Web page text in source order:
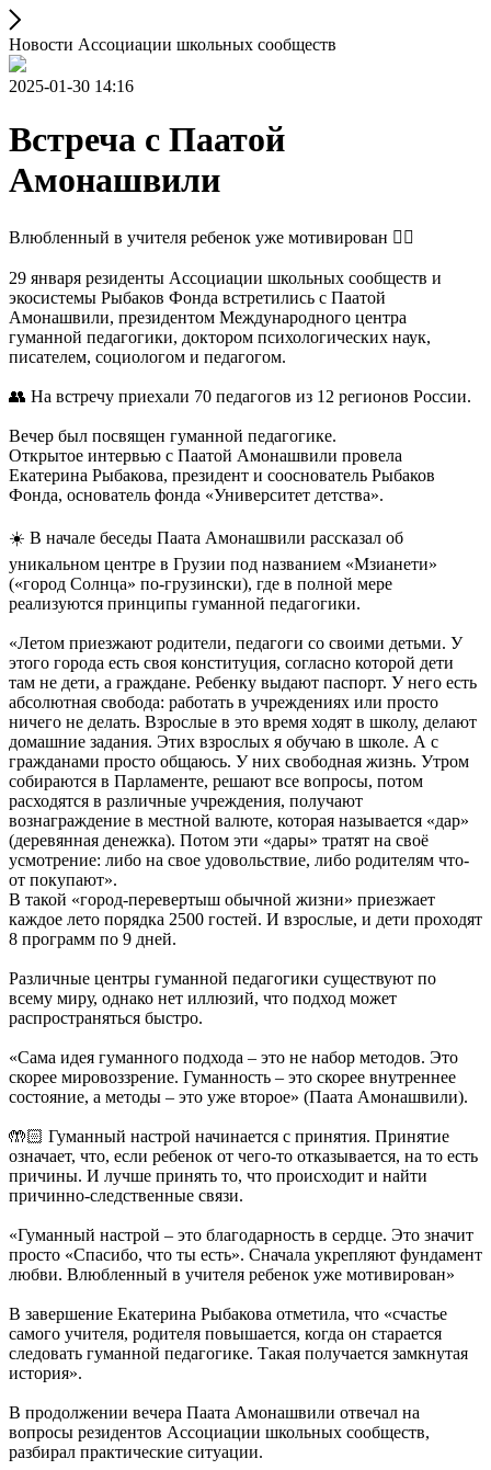
Новости Ассоциации школьных сообществ
2025-01-30 14:16
Встреча с Паатой
Амонашвили
Влюбленный в учителя ребенок уже мотивирован ❤️‍🔥
29 января резиденты Ассоциации школьных сообществ и
экосистемы Рыбаков Фонда встретились с Паатой
Амонашвили, президентом Международного центра
гуманной педагогики, доктором психологических наук,
писателем, социологом и педагогом.
👥 На встречу приехали 70 педагогов из 12 регионов России.
Вечер был посвящен гуманной педагогике.
Открытое интервью с Паатой Амонашвили провела
Екатерина Рыбакова, президент и сооснователь Рыбаков
Фонда, основатель фонда «Университет детства».
☀️ В начале беседы Паата Амонашвили рассказал об
уникальном центре в Грузии под названием «Мзианети»
(«город Солнца» по-грузински), где в полной мере
реализуются принципы гуманной педагогики.
«Летом приезжают родители, педагоги со своими детьми. У
этого города есть своя конституция, согласно которой дети
там не дети, а граждане. Ребенку выдают паспорт. У него есть
абсолютная свобода: работать в учреждениях или просто
ничего не делать. Взрослые в это время ходят в школу, делают
домашние задания. Этих взрослых я обучаю в школе. А с
гражданами просто общаюсь. У них свободная жизнь. Утром
собираются в Парламенте, решают все вопросы, потом
расходятся в различные учреждения, получают
вознаграждение в местной валюте, которая называется «дар»
(деревянная денежка). Потом эти «дары» тратят на своё
усмотрение: либо на свое удовольствие, либо родителям что-
от покупают».
В такой «город-перевертыш обычной жизни» приезжает
каждое лето порядка 2500 гостей. И взрослые, и дети проходят
8 программ по 9 дней.
Различные центры гуманной педагогики существуют по
всему миру, однако нет иллюзий, что подход может
распространяться быстро.
«Сама идея гуманного подхода – это не набор методов. Это
скорее мировоззрение. Гуманность – это скорее внутреннее
состояние, а методы – это уже второе» (Паата Амонашвили).
🤲🏻 Гуманный настрой начинается с принятия. Принятие
означает, что, если ребенок от чего-то отказывается, на то есть
причины. И лучше принять то, что происходит и найти
причинно-следственные связи.
«Гуманный настрой – это благодарность в сердце. Это значит
просто «Спасибо, что ты есть». Сначала укрепляют фундамент
любви. Влюбленный в учителя ребенок уже мотивирован»
В завершение Екатерина Рыбакова отметила, что «счастье
самого учителя, родителя повышается, когда он старается
следовать гуманной педагогике. Такая получается замкнутая
история».
В продолжении вечера Паата Амонашвили отвечал на
вопросы резидентов Ассоциации школьных сообществ,
разбирал практические ситуации.